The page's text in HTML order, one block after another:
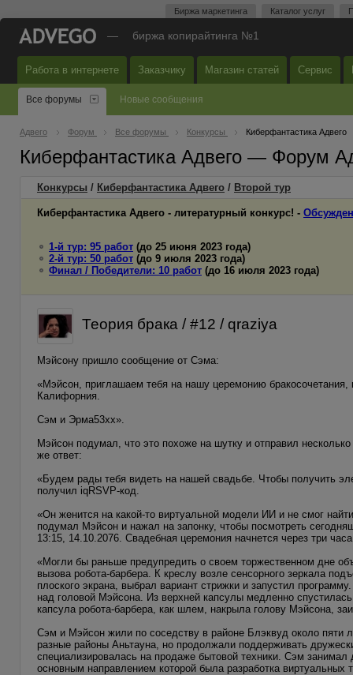
Биржа маркетинга Каталог услуг
— биржа копирайтинга №1
Работа в интернете Заказчику Магазин статей Сервис
Все форумы Новые сообщения
Адвего Форум Все форумы Конкурсы Киберфантастика Адвего
Киберфантастика Адвего — Форум
Конкурсы / Киберфантастика Адвего / Второй тур
Киберфантастика Адвего - литературный конкурс! -
1-й тур: 95 работ (до 25 июня 2023 года)
2-й тур: 50 работ (до 9 июля 2023 года)
Финал / Победители: 10 работ (до 16 июля 2023 года)
Теория брака / #12 / qraziya
Мэйсону пришло сообщение от Сэма:
«Мэйсон, приглашаем тебя на нашу церемонию бракосочетания,
Калифорния.
Сэм и Эрма53xx».
Мэйсон подумал, что это похоже на шутку и отправил
же ответ:
«Будем рады тебя видеть на нашей свадьбе. Чтобы получить
получил iqRSVP‐код.
«Он женится на какой-то виртуальной модели ИИ и не смог
подумал Мэйсон и нажал на запонку, чтобы посмотреть
13:15, 14.10.2076. Свадебная церемония начнется через три
«Могли бы раньше предупредить о своем торжественном дне
вызова робота-барбера. К креслу возле сенсорного зеркала
плоского экрана, выбрал вариант стрижки и запустил
над головой Мэйсона. Из верхней капсулы медленно
капсула робота-барбера, как шлем, накрыла голову Мэйсона,
Сэм и Мэйсон жили по соседству в районе Блэквуд около пяти
разные районы Аньтауна, но продолжали поддерживать
специализировалась на продаже бытовой техники. Сэм
основным направлением которой была разработка